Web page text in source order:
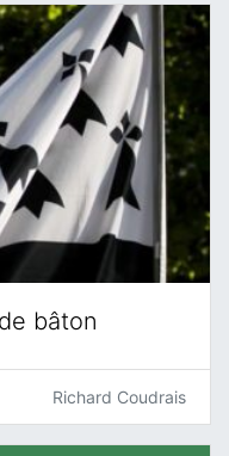
bâton
Richard Coudrais